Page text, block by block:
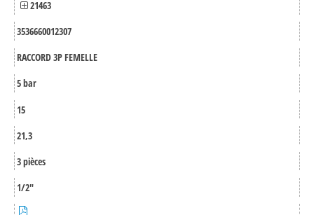
21463
3536660012307
RACCORD 3P FEMELLE
5 bar
15
21,3
3 pièces
1/2"